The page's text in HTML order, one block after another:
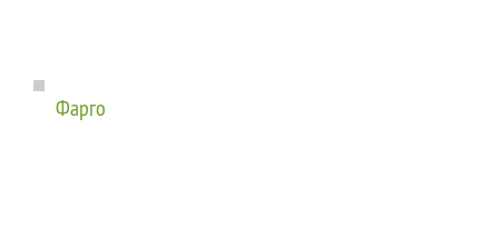
Фарго